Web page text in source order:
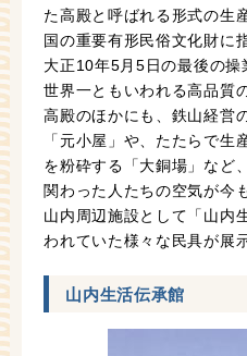
た高殿と呼ばれる形式の生
国の重要有形民俗文化財に
大正10年5月5日の最後の操
世界一ともいわれる高品質
高殿のほかにも、鉄山経営
「元小屋」や、たたらで生
を粉砕する「大銅場」など
関わった人たちの空気が今
山内周辺施設として「山内
われていた様々な民具が展
山内生活伝承館